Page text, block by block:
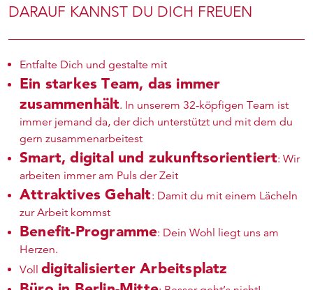
DARAUF KANNST DU DICH FREUEN
Entfalte Dich und gestalte mit
Ein starkes Team, das immer
zusammenhält. In unserem 32-köpfigen Team ist
immer jemand da, der dich unterstützt und mit dem du
gern zusammenarbeitest
Smart, digital und zukunftsorientiert: Wir
arbeiten immer am Puls der Zeit
Attraktives Gehalt: Damit du mit einem Lächeln
zur Arbeit kommst
Benefit-Programme: Dein Wohl liegt uns am
Herzen.
Voll digitalisierter Arbeitsplatz